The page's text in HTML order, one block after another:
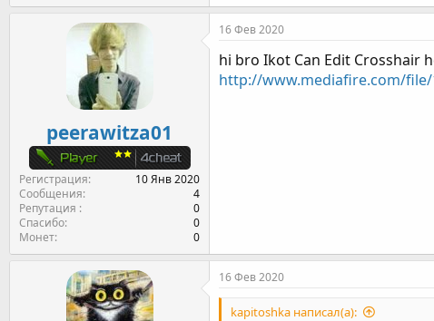
peerawitza01
Регистрация
10 Янв 2020
Сообщения
4
Репутация
0
Спасибо
0
Монет
0
16 Фев 2020
hi bro Ikot Can Edit Crosshair
http://www.mediafire.com/file/
16 Фев 2020
kapitoshka написал(а):